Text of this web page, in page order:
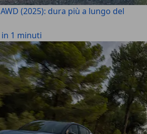
(2025): dura più a lungo del
1 minuti